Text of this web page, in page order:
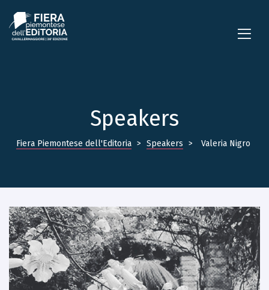
Speakers
Fiera Piemontese dell'Editoria > Speakers > Valeria Nigro